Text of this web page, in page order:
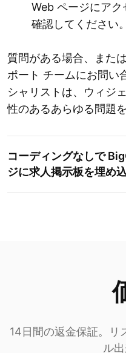
Web ページにア
確認してください。
質問がある場合、また
ポート チームにお問い
シャリストは、ウィジ
性のあるあらゆる問題
コーディングなしで
ジに求人掲示板を埋め
14日間の返金保証。リ
ル出